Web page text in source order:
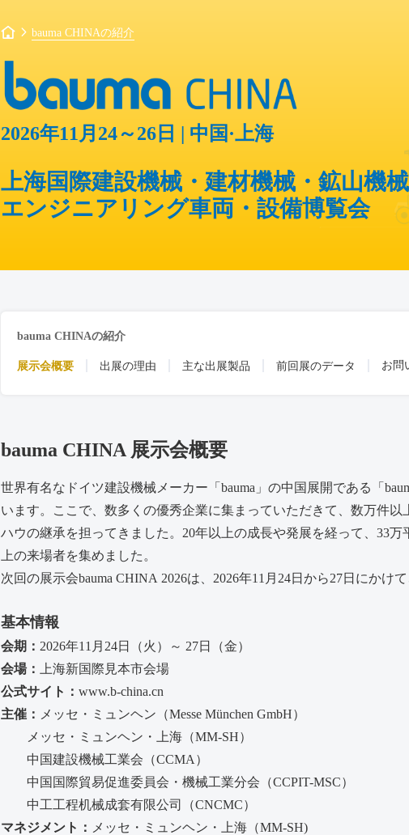
bauma CHINAの紹介
2026年11月24～26日 | 中国·上海
上海国際建設機械・建材機械・鉱山機械
エンジニアリング車両・設備博覧会
bauma CHINAの紹介
展示会概要 出展の理由 主な出展製品 前回展のデータ お問
bauma CHINA 展示会概要
世界有名なドイツ建設機械メーカー「bauma」の中国展開である「
います。ここで、数多くの優秀企業に集まっていただきて、数万件
ハウの継承を担ってきました。20年以上の成長や発展を経って、33
上の来場者を集めました。
次回の展示会bauma CHINA 2026は、2026年11月24日から27日にかけ
基本情報
会期： 2026年11月24日（火）～ 27日（金）
会場：
上海新国際見本市会場
公式サイト： www.b-china.cn
主催： メッセ・ミュンヘン（Messe München GmbH）
メッセ・ミュンヘン・上海（MM-SH）
中国建設機械工業会（CCMA）
中国国際貿易促進委員会・機械工業分会（CCPIT-MSC）
中工工程机械成套有限公司（CNCMC）
マネジメント： メッセ・ミュンヘン・上海（MM-SH)